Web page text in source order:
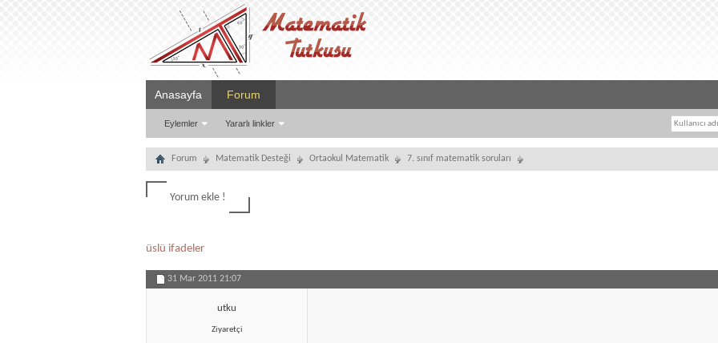
Anasayfa Forum
Eylemler Yararlı linkler
Forum Matematik Desteği Ortaokul Matematik 7. sınıf matematik soruları
Yorum ekle !
üslü ifadeler
31 Mar 2011 21:07
utku
Ziyaretçi